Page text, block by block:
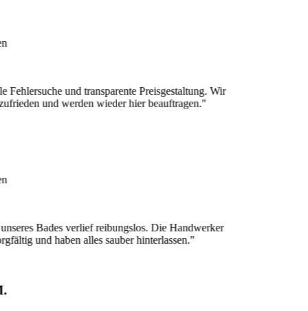
und transparente Preisgestaltung. Wir
und werden wieder hier beauftragen."
Bades verlief reibungslos. Die Handwerker
und haben alles sauber hinterlassen."